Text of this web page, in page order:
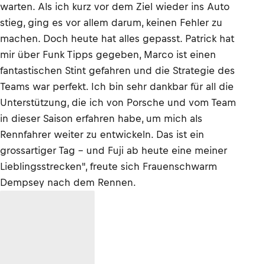
warten. Als ich kurz vor dem Ziel wieder ins Auto
stieg, ging es vor allem darum, keinen Fehler zu
machen. Doch heute hat alles gepasst. Patrick hat
mir über Funk Tipps gegeben, Marco ist einen
fantastischen Stint gefahren und die Strategie des
Teams war perfekt. Ich bin sehr dankbar für all die
Unterstützung, die ich von Porsche und vom Team
in dieser Saison erfahren habe, um mich als
Rennfahrer weiter zu entwickeln. Das ist ein
grossartiger Tag – und Fuji ab heute eine meiner
Lieblingsstrecken", freute sich Frauenschwarm
Dempsey nach dem Rennen.